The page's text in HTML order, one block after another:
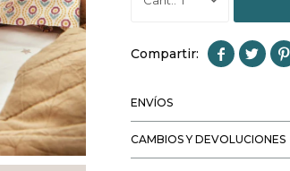
  
ENVÍOS
CAMBIOS Y DEVOLUCIONES